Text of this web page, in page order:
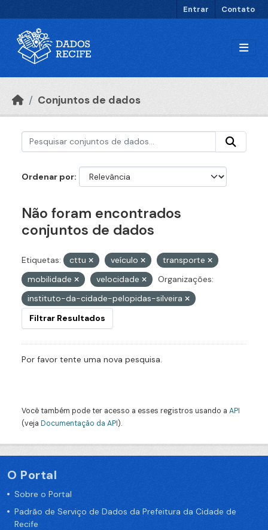
Entrar Contato
Conjuntos de dados
Ordenar por
Não foram encontrados
conjuntos de dados
Etiquetas: cttu veículo
transporte
mobilidade
velocidade
Organizações:
instituto-da-cidade-pelopidas-silveira
Filtrar Resultados
Por favor tente uma nova pesquisa.
Você também pode ter acesso a esses registros usando a API
(veja Documentação da API).
O Portal
Sobre o Portal
Padrão de Serviço de Dados da Prefeitura da Cidade de
Recife